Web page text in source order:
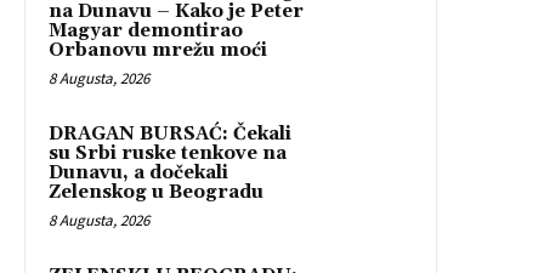
na Dunavu – Kako je Peter
Magyar demontirao
Orbanovu mrežu moći
8 Augusta, 2026
DRAGAN BURSAĆ: Čekali
su Srbi ruske tenkove na
Dunavu, a dočekali
Zelenskog u Beogradu
8 Augusta, 2026